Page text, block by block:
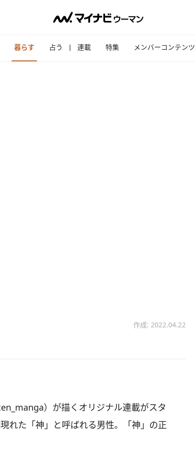
暮らす 占う 連載 特集 メンバーコンテンツ
作成: 2022.04.22
）が描くオリジナル連載がスタ
れた「神」と呼ばれる男性。「神」の正